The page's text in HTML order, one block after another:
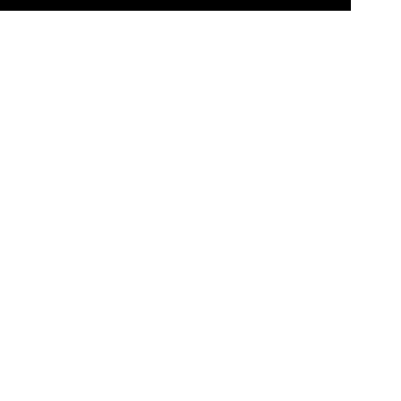
Mute Settings
PIP Enter